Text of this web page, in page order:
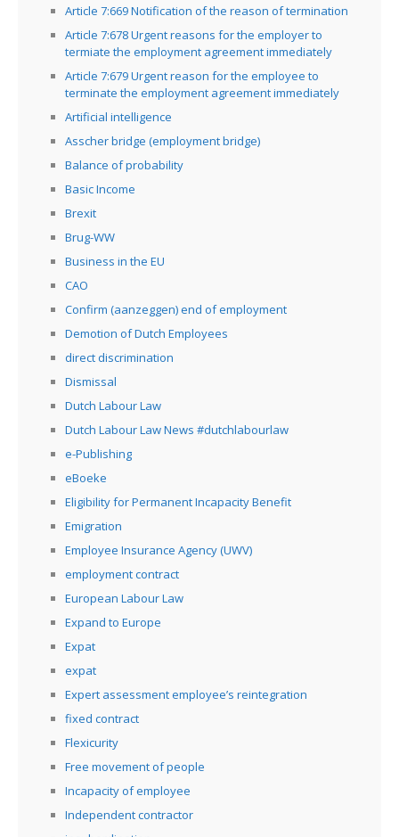
Article 7:669 Notification of the reason of termination
Article 7:678 Urgent reasons for the employer to
termiate the employment agreement immediately
Article 7:679 Urgent reason for the employee to
terminate the employment agreement immediately
Artificial intelligence
Asscher bridge (employment bridge)
Balance of probability
Basic Income
Brexit
Brug-WW
Business in the EU
CAO
Confirm (aanzeggen) end of employment
Demotion of Dutch Employees
direct discrimination
Dismissal
Dutch Labour Law
Dutch Labour Law News #dutchlabourlaw
e-Publishing
eBoeke
Eligibility for Permanent Incapacity Benefit
Emigration
Employee Insurance Agency (UWV)
employment contract
European Labour Law
Expand to Europe
Expat
expat
Expert assessment employee’s reintegration
fixed contract
Flexicurity
Free movement of people
Incapacity of employee
Independent contractor